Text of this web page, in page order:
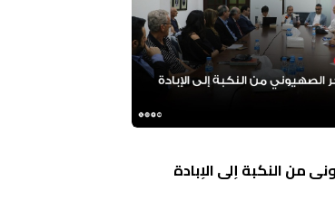
من النكبة إلى الإبادة